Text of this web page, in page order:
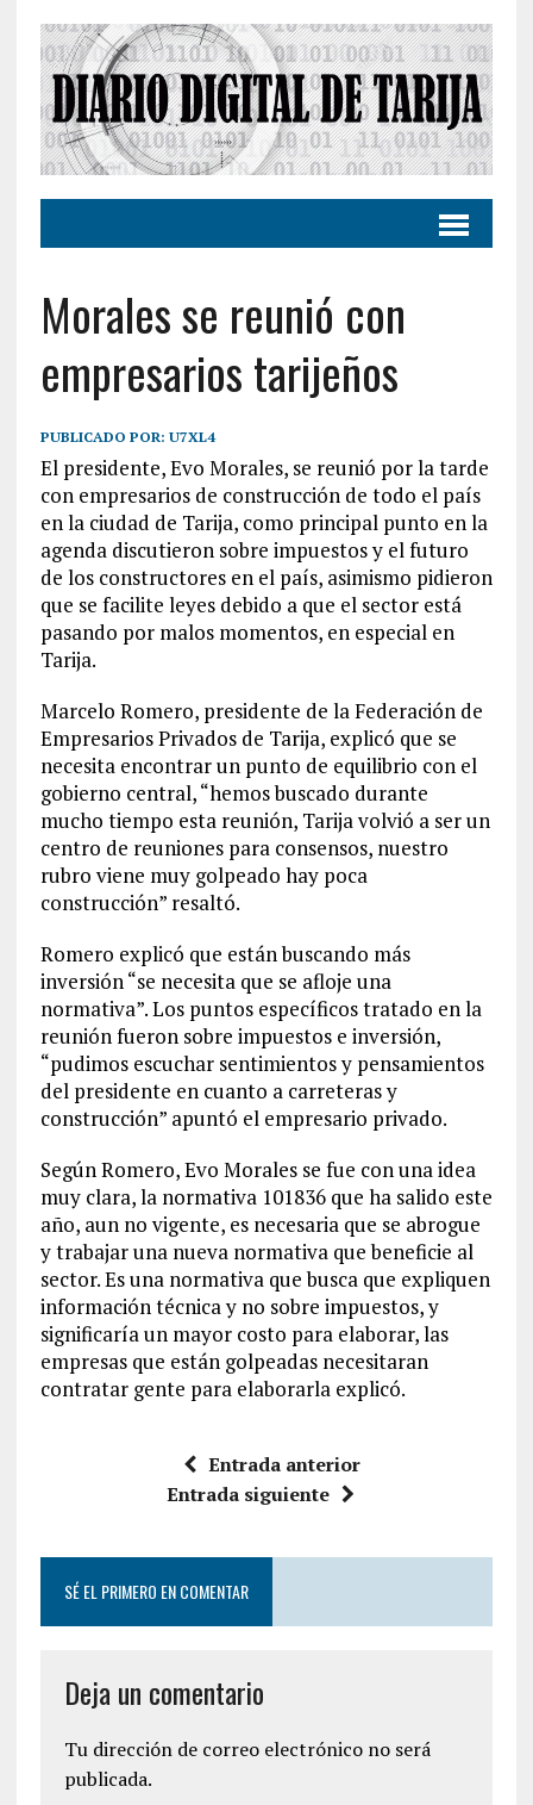
Morales se reunió con
empresarios tarijeños
PUBLICADO POR: U7XL4
El presidente, Evo Morales, se reunió por la tarde
con empresarios de construcción de todo el país
en la ciudad de Tarija, como principal punto en la
agenda discutieron sobre impuestos y el futuro
de los constructores en el país, asimismo pidieron
que se facilite leyes debido a que el sector está
pasando por malos momentos, en especial en
Tarija.
Marcelo Romero, presidente de la Federación de
Empresarios Privados de Tarija, explicó que se
necesita encontrar un punto de equilibrio con el
gobierno central, “hemos buscado durante
mucho tiempo esta reunión, Tarija volvió a ser un
centro de reuniones para consensos, nuestro
rubro viene muy golpeado hay poca
construcción” resaltó.
Romero explicó que están buscando más
inversión “se necesita que se afloje una
normativa”. Los puntos específicos tratado en la
reunión fueron sobre impuestos e inversión,
“pudimos escuchar sentimientos y pensamientos
del presidente en cuanto a carreteras y
construcción” apuntó el empresario privado.
Según Romero, Evo Morales se fue con una idea
muy clara, la normativa 101836 que ha salido este
año, aun no vigente, es necesaria que se abrogue
y trabajar una nueva normativa que beneficie al
sector. Es una normativa que busca que expliquen
información técnica y no sobre impuestos, y
significaría un mayor costo para elaborar, las
empresas que están golpeadas necesitaran
contratar gente para elaborarla explicó.
Entrada anterior
Entrada siguiente
SÉ EL PRIMERO EN COMENTAR
Deja un comentario
Tu dirección de correo electrónico no será
publicada.